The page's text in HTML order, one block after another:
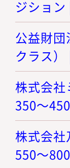
ジショ
公益財
クラス
株式会
350～
株式会
550～